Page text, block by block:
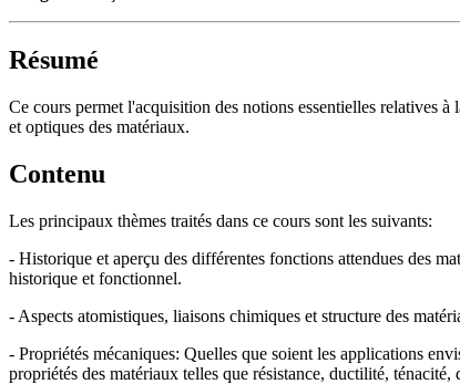
Résumé
Ce cours permet l'acquisition des notions essentielles relatives
et optiques des matériaux.
Contenu
Les principaux thèmes traités dans ce cours sont les suivants:
- Historique et aperçu des différentes fonctions attendues des
historique et fonctionnel.
- Aspects atomistiques, liaisons chimiques et structure des
- Propriétés mécaniques: Quelles que soient les applications
propriétés des matériaux telles que résistance, ductilité, ténacité,